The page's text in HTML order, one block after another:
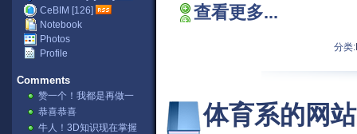
查看更多...
分类:
体育系的网
CeBIM [126]
Notebook
Photos
Profile
Comments
赞一个！我都是再做一
张表，然后用公式。⊙﹏
⊙b汗
恭喜恭喜
牛人！3D知识现在掌握